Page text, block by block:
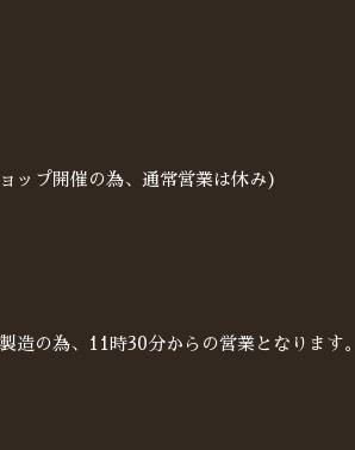
プ開催の為、通常営業は休み)
造の為、11時30分からの営業となります。